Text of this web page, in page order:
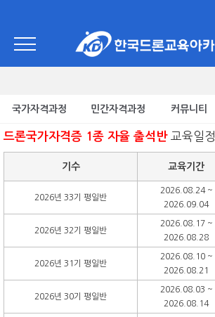
국가자격과정 민간자격과정 커뮤니티
드론국가자격증 1종 자율 출석반교육일정
기수 교육기간
2026년 33기 평일반
2026.08.24 ~
2026.09.04
2026년 32기 평일반
2026.08.17 ~
2026.08.28
2026년 31기 평일반
2026.08.10 ~
2026.08.21
2026년 30기 평일반
2026.08.03 ~
2026.08.14